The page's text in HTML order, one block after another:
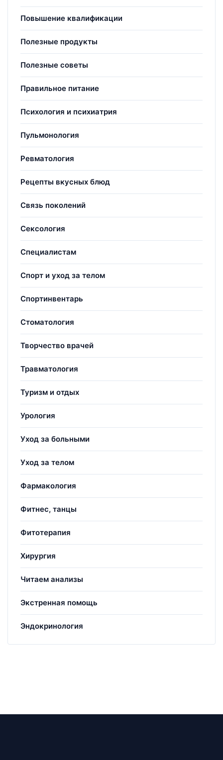
Повышение квалификации
Полезные продукты
Полезные советы
Правильное питание
Психология и психиатрия
Пульмонология
Ревматология
Рецепты вкусных блюд
Связь поколений
Сексология
Специалистам
Спорт и уход за телом
Спортинвентарь
Стоматология
Творчество врачей
Травматология
Туризм и отдых
Урология
Уход за больными
Уход за телом
Фармакология
Фитнес, танцы
Фитотерапия
Хирургия
Читаем анализы
Экстренная помощь
Эндокринология